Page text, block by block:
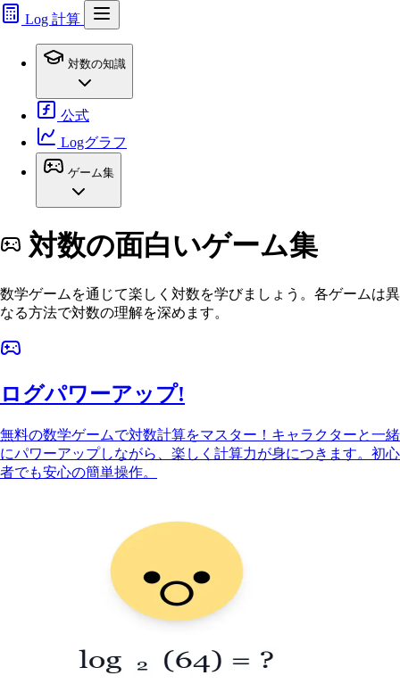
Log 計算
対数の知識
公式
Logグラフ
ゲーム集
対数の面白いゲーム集
数学ゲームを通じて楽しく対数を学びましょう。各ゲームは異
なる方法で対数の理解を深めます。
ログパワーアップ!
無料の数学ゲームで対数計算をマスター！キャラクターと一緒
にパワーアップしながら、楽しく計算力が身につきます。初心
者でも安心の簡単操作。